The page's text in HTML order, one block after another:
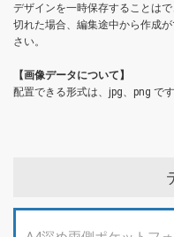
デザインを一時保存することは
切れた場合、編集途中から作成
さい。
【画像データについて】
配置できる形式は、jpg、png で